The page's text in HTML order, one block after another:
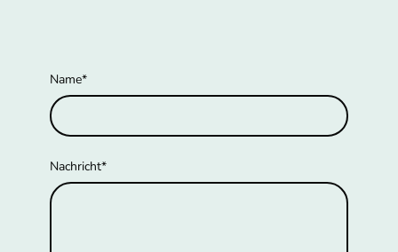
Name*
Nachricht*